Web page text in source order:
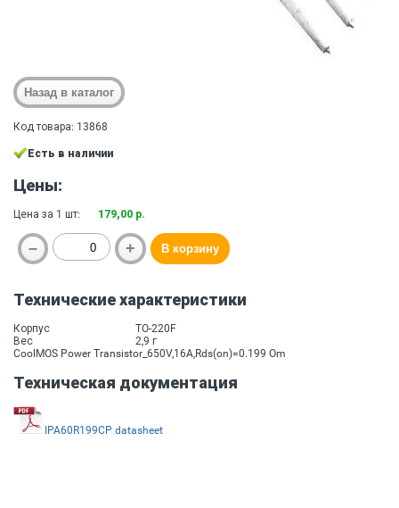
Код товара: 13868
Есть в наличии
Цены:
Цена за 1 шт: 179,00 р.
Технические характеристики
Корпус
TO-220F
Вес
2,9 г
CoolMOS Power Transistor_650V,16A,Rds(on)=0.199 Om
Техническая документация
IPA60R199CP datasheet